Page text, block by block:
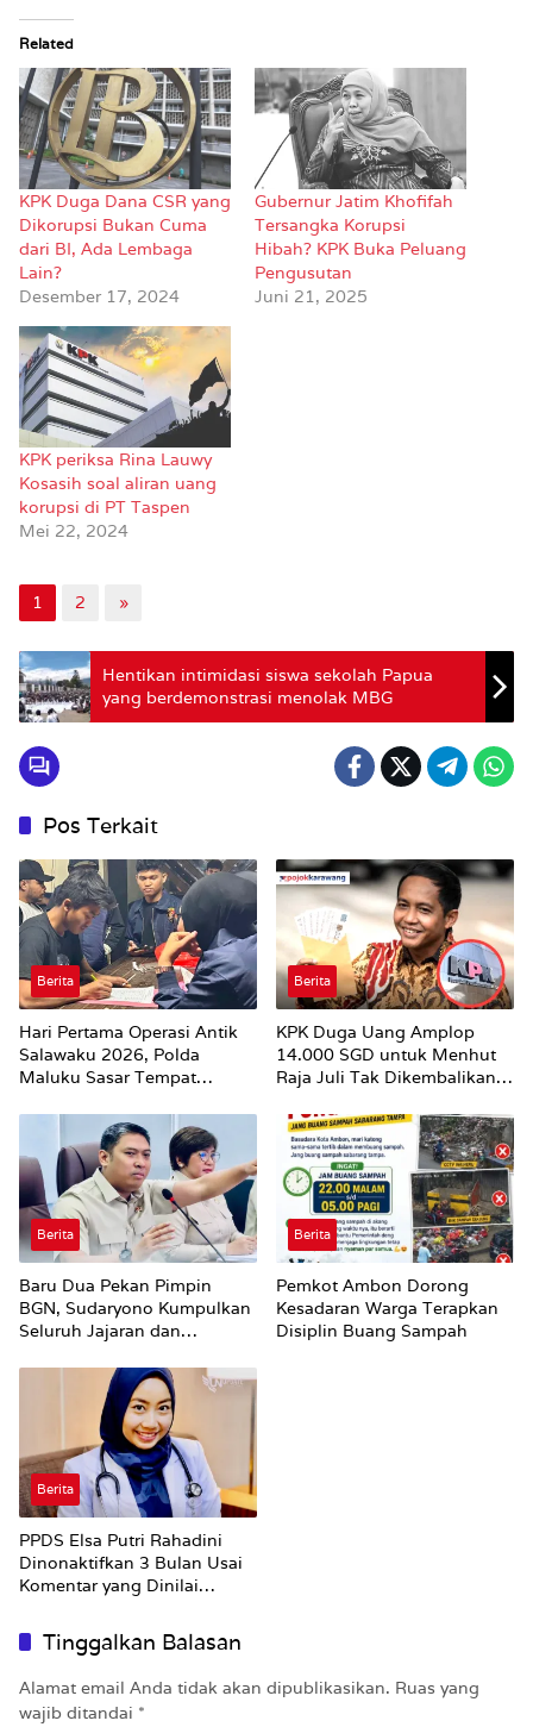
Related
KPK Duga Dana CSR yang
Dikorupsi Bukan Cuma
dari BI, Ada Lembaga
Lain?
Desember 17, 2024
Gubernur Jatim Khofifah
Tersangka Korupsi
Hibah? KPK Buka Peluang
Pengusutan
Juni 21, 2025
KPK periksa Rina Lauwy
Kosasih soal aliran uang
korupsi di PT Taspen
Mei 22, 2024
1 2 »
Hentikan intimidasi siswa sekolah Papua
yang berdemonstrasi menolak MBG
Pos Terkait
Berita
Hari Pertama Operasi Antik
Salawaku 2026, Polda
Maluku Sasar Tempat
Berita
KPK Duga Uang Amplop
14.000 SGD untuk Menhut
Raja Juli Tak Dikembalikan
Berita
Baru Dua Pekan Pimpin
BGN, Sudaryono Kumpulkan
Seluruh Jajaran dan
Pungli dan Pemerasan
Supplier harus Berhenti
Berita
Pemkot Ambon Dorong
Kesadaran Warga Terapkan
Disiplin Buang Sampah
Berita
PPDS Elsa Putri Rahadini
Dinonaktifkan 3 Bulan Usai
Komentar yang Dinilai
Tinggalkan Balasan
Alamat email Anda tidak akan dipublikasikan. Ruas yang
wajib ditandai *